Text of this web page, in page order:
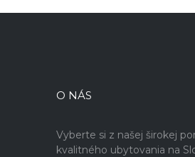
O NÁS
Vyberte si z našej širokej
kvalitného ubytovania na